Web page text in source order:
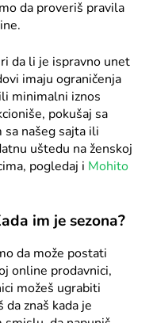
da proveriš pravila
da li je ispravno unet
imaju ograničenja
minimalni iznos
pokušaj sa
našeg sajta ili
uštedu na ženskoj
pogledaj i Mohito
im je sezona?
da može postati
online prodavnici,
možeš ugrabiti
da znaš kada je